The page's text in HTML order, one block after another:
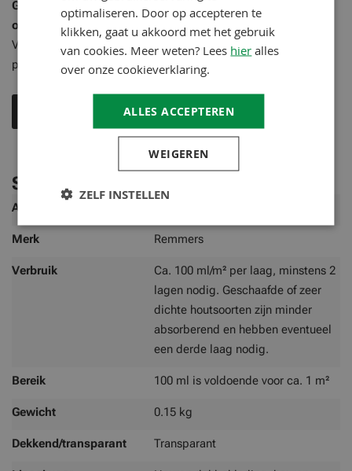
Gebruiksaanwijzing en aanvullende informatie is te vinden
op de technische merkbladen
Voor gebruik altijd technisch merkblad raadplegen en een
proef opzetten
Technisch merkblad
Specificaties
Meer
informatie
Artikelnummer
Merk Remmers
Verbruik
Ca. 100 ml/m² per laag, minstens 2
lagen nodig. Geschaafde of zeer
dichte houtsoorten zijn minder
absorberend en hebben eventueel
een derde laag nodig.
Bereik 100 ml is voldoende voor ca. 1 m²
Gewicht 0.15 kg
Dekkend/transparant Transparant
optimaliseren. Door op accepteren te
klikken, gaat u akkoord met het gebruik
van cookies. Meer weten? Lees hier alles
over onze cookieverklaring.
ALLES ACCEPTEREN
WEIGEREN
ZELF INSTELLEN